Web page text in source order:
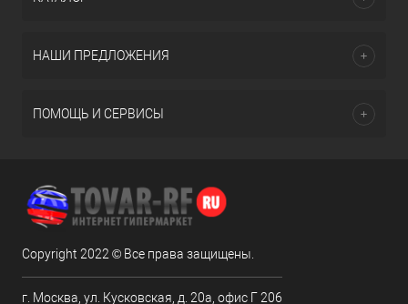
НАШИ ПРЕДЛОЖЕНИЯ
ПОМОЩЬ И СЕРВИСЫ
Copyright 2022 © Все права защищены.
г. Москва, ул. Кусковская, д. 20а, офис Г 206